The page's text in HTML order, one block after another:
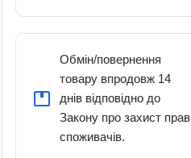
Обмін/повернення
товару впродовж 14
днів відповідно до
Закону про захист прав
споживачів.